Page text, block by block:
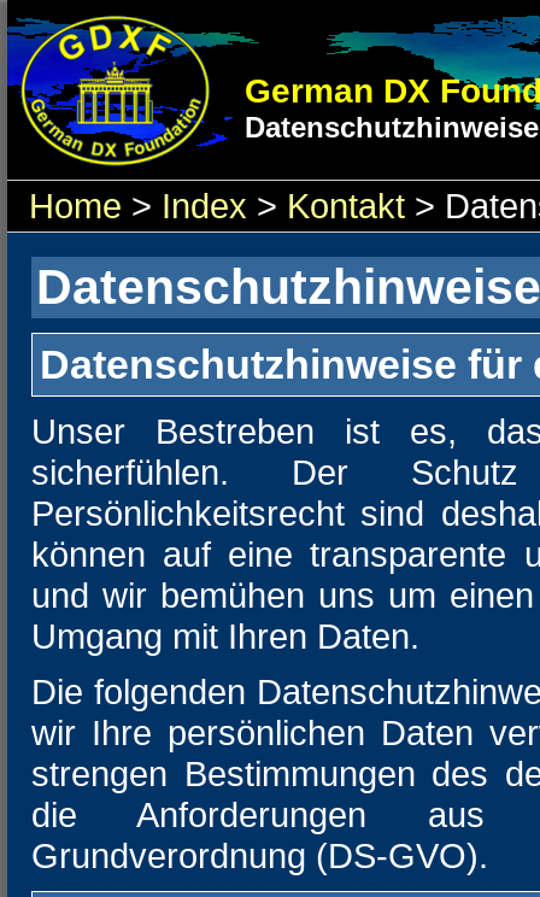
German DX
Datenschutzhinweise
Home > Index > Kontakt >
Datenschutzhinweise
Datenschutzhinweise für
Unser Bestreben ist es,
sicherfühlen. Der
Persönlichkeitsrecht sind
können auf eine transparente
und wir bemühen uns um
Umgang mit Ihren Daten.
Die folgenden
wir Ihre persönlichen Daten
strengen Bestimmungen des
die Anforderungen aus
Grundverordnung (DS-GVO).